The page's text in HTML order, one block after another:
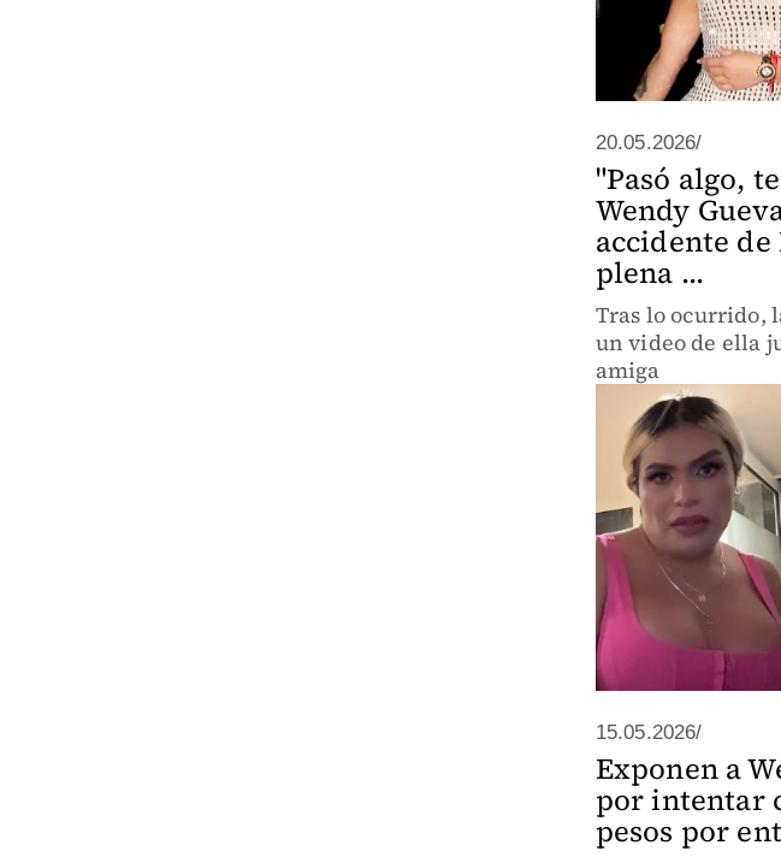
20.05.2026/
"Pasó algo,
Wendy
accidente de
plena ...
Tras lo ocurrido,
un video de ella
amiga
15.05.2026/
Exponen a
por intentar
pesos por